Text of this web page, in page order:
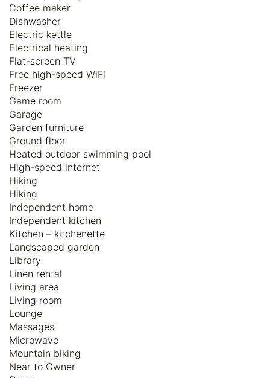
Coffee maker
Dishwasher
Electric kettle
Electrical heating
Flat-screen TV
Free high-speed WiFi
Freezer
Game room
Garage
Garden furniture
Ground floor
Heated outdoor swimming pool
High-speed internet
Hiking
Hiking
Independent home
Independent kitchen
Kitchen – kitchenette
Landscaped garden
Library
Linen rental
Living area
Living room
Lounge
Massages
Microwave
Mountain biking
Near to Owner